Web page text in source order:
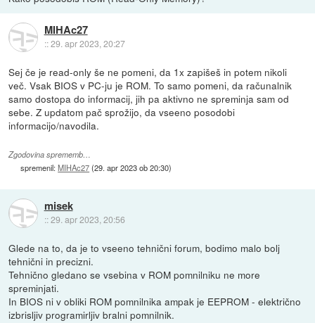
MIHAc27
::29. apr 2023, 20:27
Sej če je read-only še ne pomeni, da 1x zapišeš in potem nikoli
več. Vsak BIOS v PC-ju je ROM. To samo pomeni, da računalnik
samo dostopa do informacij, jih pa aktivno ne spreminja sam od
sebe. Z updatom pač sprožijo, da vseeno posodobi
informacijo/navodila.
Zgodovina sprememb…
spremenil:MIHAc27(29. apr 2023 ob 20:30)
misek
::29. apr 2023, 20:56
Glede na to, da je to vseeno tehnični forum, bodimo malo bolj
tehnični in precizni.
Tehnično gledano se vsebina v ROM pomnilniku ne more
spreminjati.
In BIOS ni v obliki ROM pomnilnika ampak je EEPROM - električno
izbrisljiv programirljiv bralni pomnilnik.